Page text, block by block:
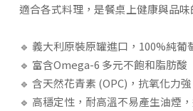
適合各式料理，是餐桌上健康與品味
🔹 義大利原裝原罐進口，100%純葡
🔹 富含Omega-6 多元不飽和脂肪酸
🔹 含天然花青素 (OPC)，抗氧化力強
🔹 高穩定性，耐高溫不易產生油煙